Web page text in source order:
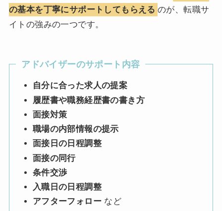
の基本を丁寧にサポートしてもらえる のが、転職サ
イトの強みの一つです。
アドバイザーのサポート内容
自分に合った求人の提案
履歴書や職務経歴書の書き方
面接対策
職場の内部情報の提示
面接日の日程調整
面接の同行
条件交渉
入職日の日程調整
アフターフォローなど